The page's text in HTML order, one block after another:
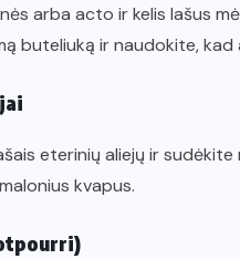
arba acto ir kelis lašus
buteliuką ir naudokite,
eterinių aliejų ir
kvapus.